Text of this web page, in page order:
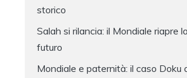
storico
Salah si rilancia: il Mondiale riapre
futuro
Mondiale e paternità: il caso Doku